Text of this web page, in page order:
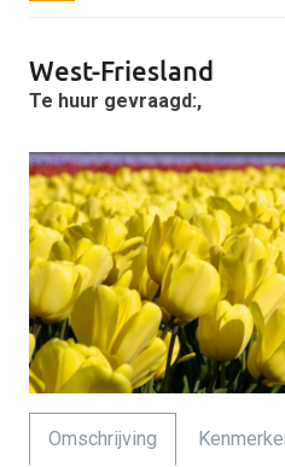
West-Friesland
Te huur gevraagd:,
Omschrijving